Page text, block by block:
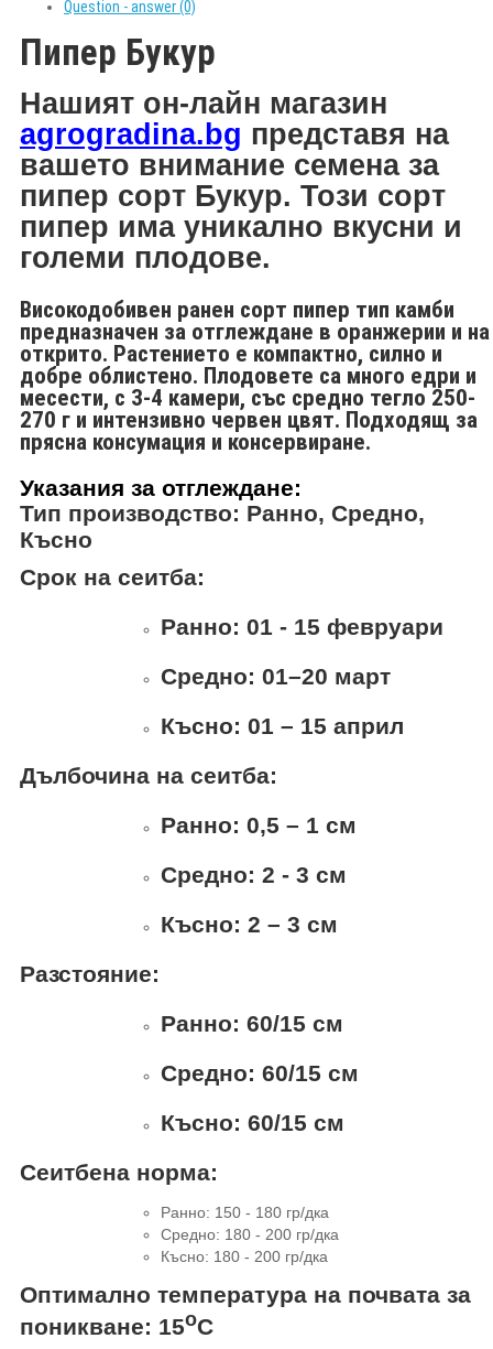
Question - answer (0)
Пипер Букур
Нашият он-лайн магазин
agrogradina.bg представя на
вашето внимание семена за
пипер сорт Букур. Този сорт
пипер има уникално вкусни и
големи плодове.
Високодобивен ранен сорт пипер тип камби
предназначен за отглеждане в оранжерии и на
открито. Растението е компактно, силно и
добре облистено. Плодовете са много едри и
месести, с 3-4 камери, със средно тегло 250-
270 г и интензивно червен цвят. Подходящ за
прясна консумация и консервиране.
Указания за отглеждане:
Тип производство: Ранно, Средно,
Късно
Срок на сеитба:
Ранно: 01 - 15 февруари
Средно: 01–20 март
Късно: 01 – 15 април
Дълбочина на сеитба:
Ранно: 0,5 – 1 см
Средно: 2 - 3 см
Късно: 2 – 3 см
Разстояние:
Ранно: 60/15 см
Средно: 60/15 см
Късно: 60/15 см
Сеитбена норма:
Ранно: 150 - 180 гр/дка
Средно: 180 - 200 гр/дка
Късно: 180 - 200 гр/дка
Оптимално температура на почвата за
поникване: 15оС